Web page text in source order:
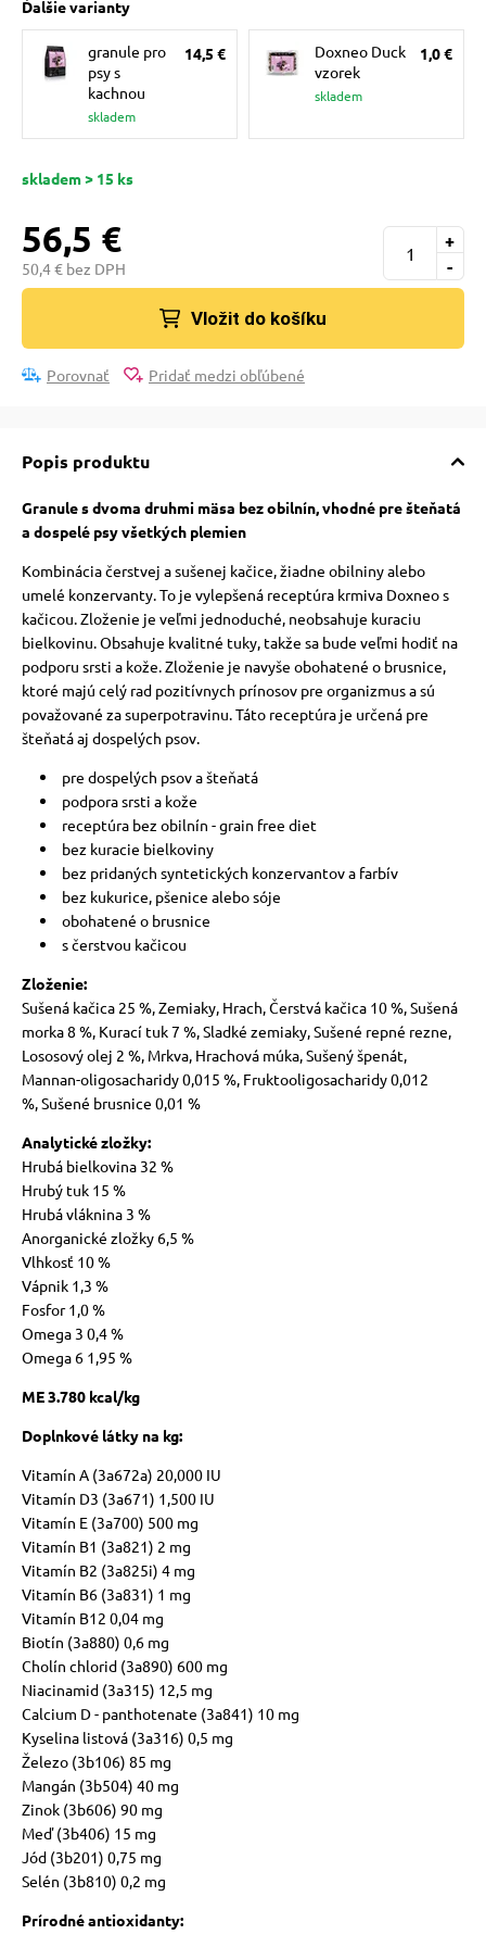
mačky
mačky
poukazy
Ďalšie varianty
granule pro
psy s
kachnou
skladem
14,5 €
Doxneo Duck
vzorek
skladem
1,0 €
skladem > 15 ks
56,5 €
50,4 € bez DPH -
+
Vložit do košíku
Porovnať Pridať medzi obľúbené
Popis produktu
Granule s dvoma druhmi mäsa bez obilnín, vhodné pre šteňatá
a dospelé psy všetkých plemien
Kombinácia čerstvej a sušenej kačice, žiadne obilniny alebo
umelé konzervanty. To je vylepšená receptúra ​​krmiva Doxneo s
kačicou.Zloženie je veľmi jednoduché, neobsahuje kuraciu
bielkovinu.Obsahuje kvalitné tuky, takže sa bude veľmi hodiť na
podporu srsti a kože.Zloženie je navyše obohatené o brusnice,
ktoré majú celý rad pozitívnych prínosov pre organizmus a sú
považované za superpotravinu. Táto receptúra ​​je určená pre
šteňatá aj dospelých psov.
pre dospelých psov a šteňatá
podpora srsti a kože
receptúra ​​bez obilnín - grain free diet
bez kuracie bielkoviny
bez pridaných syntetických konzervantov a farbív
bez kukurice, pšenice alebo sóje
obohatené o brusnice
s čerstvou kačicou
Zloženie:
Sušená kačica 25 %, Zemiaky, Hrach, Čerstvá kačica 10 %, Sušená
morka 8 %, Kurací tuk 7 %, Sladké zemiaky, Sušené repné rezne,
Lososový olej 2 %, Mrkva, Hrachová múka, Sušený špenát,
Mannan-oligosacharidy 0,015 %, Fruktooligosacharidy 0,012
%,Sušené brusnice 0,01 %
Analytické zložky:
Hrubá bielkovina 32 %
Hrubý tuk 15 %
Hrubá vláknina 3 %
Anorganické zložky 6,5 %
Vlhkosť 10 %
Vápnik 1,3 %
Fosfor 1,0 %
Omega 3 0,4 %
Omega 6 1,95 %
ME 3.780 kcal/kg
Doplnkové látky na kg:
Vitamín A (3a672a) 20,000 IU
Vitamín D3 (3a671) 1,500 IU
Vitamín E (3a700) 500 mg
Vitamín B1 (3a821) 2 mg
Vitamín B2 (3a825i) 4 mg
Vitamín B6 (3a831) 1 mg
Vitamín B12 0,04 mg
Biotín (3a880) 0,6 mg
Cholín chlorid (3a890) 600 mg
Niacinamid (3a315) 12,5 mg
Calcium D - panthotenate (3a841) 10 mg
Kyselina listová (3a316) 0,5 mg
Železo (3b106) 85 mg
Mangán (3b504) 40 mg
Zinok (3b606) 90 mg
Meď (3b406) 15 mg
Jód (3b201) 0,75 mg
Selén (3b810) 0,2 mg
Prírodné antioxidanty: